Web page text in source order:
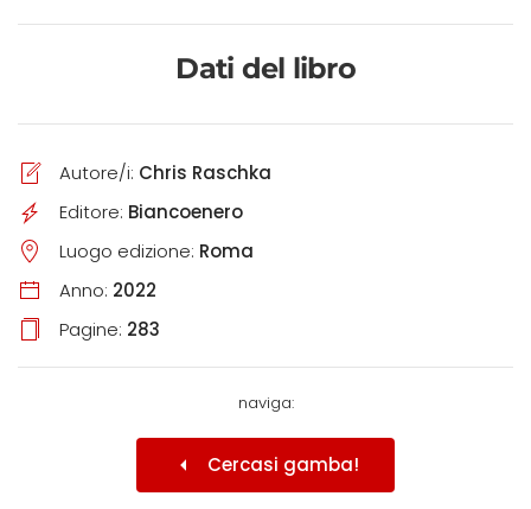
Dati del libro
Autore/i: Chris Raschka
Editore: Biancoenero
Luogo edizione: Roma
Anno: 2022
Pagine: 283
naviga:
Cercasi gamba!